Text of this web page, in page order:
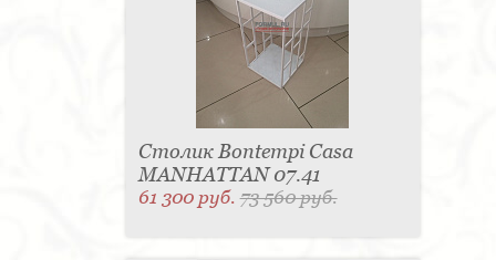
Столик Bontempi Casa
MANHATTAN 07.41
61 300 руб.73 560 руб.